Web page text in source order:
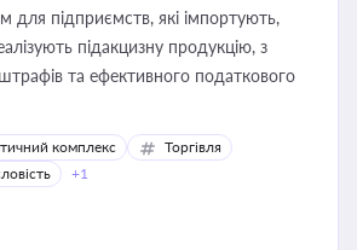
для підприємств, які імпортують,
підакцизну продукцію, з
та ефективного податкового
комплекс
Торгівля
+1